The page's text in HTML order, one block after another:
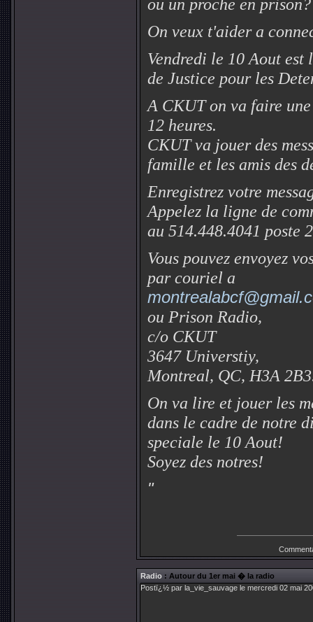
ou un proche en prison?
On veux t'aider a
Vendredi le 10 Aout est
de Justice pour les
A CKUT on va faire
12 heures.
CKUT va jouer des
famille et les amis des
Enregistrez votre
Appelez la ligne de
au 514.448.4041 poste
Vous pouvez envoyez
par couriel a
ou Prison Radio,
c/o CKUT
3647 Universtiy,
Montreal, QC, H3A
On va lire et jouer les
dans le cadre de notre
speciale le 10 Aout!
Soyez des notres!
"
Radio : Autour du 1er mai � la radio
Postï¿½ par la_vie_sauvage le mercredi 02 mai